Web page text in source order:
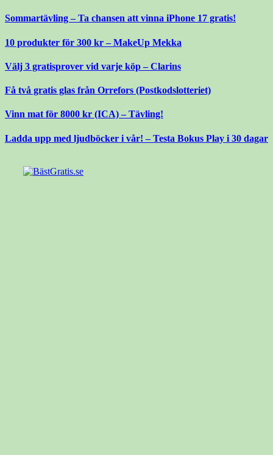
Gå
innehåll
Sommartävling – Ta chansen att vinna iPhone 17 gratis!
10 produkter för 300 kr – MakeUp Mekka
Välj 3 gratisprover vid varje köp – Clarins
Få två gratis glas från Orrefors (Postkodslotteriet)
Vinn mat för 8000 kr (ICA) – Tävling!
Ladda upp med ljudböcker i vår! – Testa Bokus Play i 30 dagar